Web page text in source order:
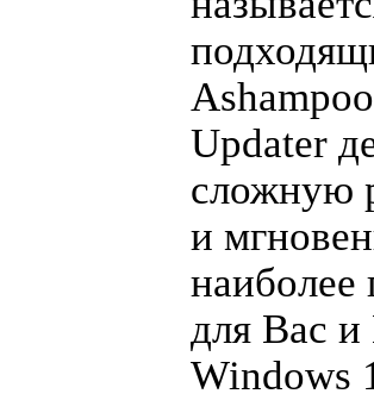
Updater
сложную
и
для Вас
Windows